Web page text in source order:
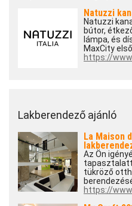
Natuzzi
Natuzzi
bútor,
lámpa, és
MaxCity
https://
Lakberendező ajánló
La Maison
Az Ön
tükröző
https://